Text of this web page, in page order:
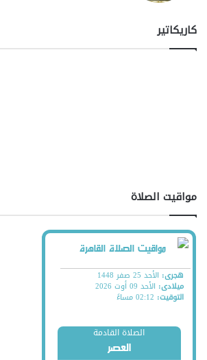
كاريكاتير
مواقيت الصلاة